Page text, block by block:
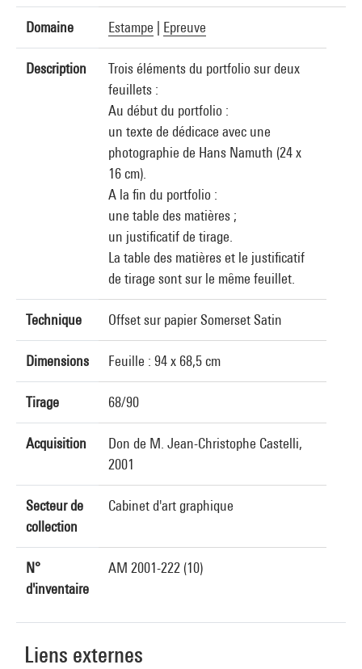
Domaine Estampe Epreuve
Description
Trois éléments du portfolio sur deux
feuillets :
Au début du portfolio :
un texte de dédicace avec une
photographie de Hans Namuth (24 x
16 cm).
A la fin du portfolio :
une table des matières ;
un justificatif de tirage.
La table des matières et le justificatif
de tirage sont sur le même feuillet.
Technique Offset sur papier Somerset Satin
Dimensions Feuille : 94 x 68,5 cm
Tirage 68/90
Acquisition
Don de M. Jean-Christophe Castelli,
2001
Secteur de
collection
Cabinet d'art graphique
N°
d'inventaire
AM 2001-222 (10)
Liens externes